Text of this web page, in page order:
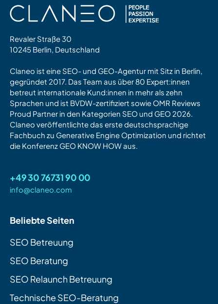
Revaler Straße 30
10245 Berlin, Deutschland
Claneo ist eine SEO- und GEO-Agentur mit Sitz in Berlin,
gegründet 2017. Das Team aus über 80 Expert:innen
betreut internationale Kund:innen in mehr als zehn
Sprachen und ist BVDW-zertifiziert sowie OMR Reviews
Proud Partner in den Kategorien SEO und GEO 2026.
Claneo veröffentlichte das erste deutschsprachige
Fachbuch zu Generative Engine Optimization und richtet
die Konferenz GEO KNOW HOW aus.
+49 30 76731 90 00
info@claneo.com
Beliebte Seiten
SEO Betreuung
SEO Beratung
SEO Relaunch Betreuung
Technische SEO-Beratung